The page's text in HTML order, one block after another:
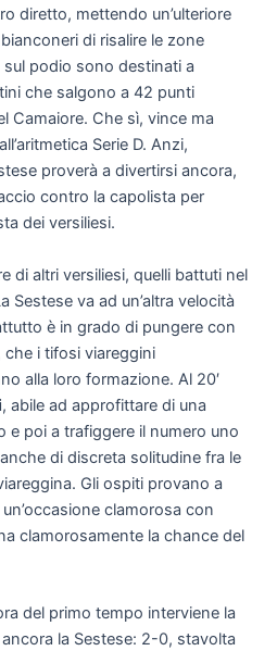
diretto, mettendo un’ulteriore
di risalire le zone
podio sono destinati a
che salgono a 42 punti
Camaiore. Che sì, vince ma
Serie D. Anzi,
proverà a divertirsi ancora,
contro la capolista per
dei versiliesi.
di altri versiliesi, quelli battuti nel
Sestese va ad un’altra velocità
è in grado di pungere con
i tifosi viareggini
alla loro formazione. Al 20′
, abile ad approfittare di una
e poi a trafiggere il numero uno
di discreta solitudine fra le
Gli ospiti provano a
clamorosa con
clamorosamente la chance del
del primo tempo interviene la
la Sestese: 2-0, stavolta